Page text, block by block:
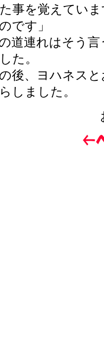
事を覚えてい
です」
道連れはそう言
た。
後、ヨハネスと
しました。